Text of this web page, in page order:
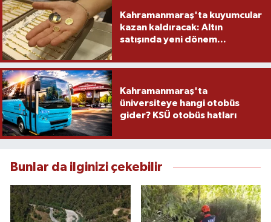
Kahramanmaraş'ta kuyumcular
kazan kaldıracak: Altın
satışında yeni dönem...
Kahramanmaraş'ta
üniversiteye hangi otobüs
gider? KSÜ otobüs hatları
Bunlar da ilginizi çekebilir